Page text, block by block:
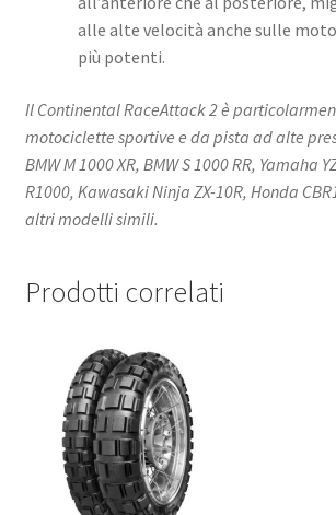
alle alte velocità anche sulle
più potenti. ​
Il Continental RaceAttack 2 è
motociclette sportive e da pista ad alte
BMW M 1000 XR, BMW S 1000 RR, Yamaha
R1000, Kawasaki Ninja ZX-10R, Honda
altri modelli simili.
Prodotti correlati